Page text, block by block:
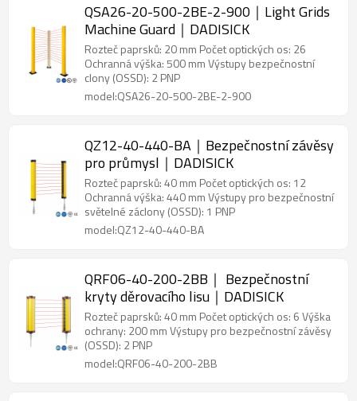
QSA26-20-500-2BE-2-900｜Light Grids
Machine Guard｜DADISICK
Rozteč paprsků: 20 mm Počet optických os: 26
Ochranná výška: 500 mm Výstupy bezpečnostní
clony (OSSD): 2 PNP
model:QSA26-20-500-2BE-2-900
QZ12-40-440-BA｜Bezpečnostní závěsy
pro průmysl｜DADISICK
Rozteč paprsků: 40 mm Počet optických os: 12
Ochranná výška: 440 mm Výstupy pro bezpečnostní
světelné záclony (OSSD): 1 PNP
model:QZ12-40-440-BA
QRF06-40-200-2BB｜ Bezpečnostní
kryty děrovacího lisu｜DADISICK
Rozteč paprsků: 40 mm Počet optických os: 6 Výška
ochrany: 200 mm Výstupy pro bezpečnostní závěsy
(OSSD): 2 PNP
model:QRF06-40-200-2BB